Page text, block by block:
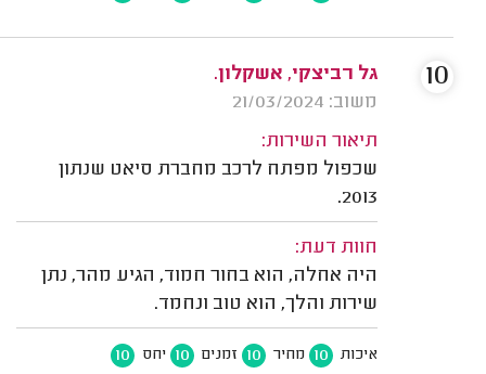
גל רביצקי, אשקלון.
משוב: 21/03/2024
תיאור השירות:
שכפול מפתח לרכב מחברת סיאט שנתון
2013.
חוות דעת:
היה אחלה, הוא בחור חמוד, הגיע מהר, נתן
שירות והלך, הוא טוב ונחמד.
איכות 10 מחיר 10 זמנים 10 יחס 10
10